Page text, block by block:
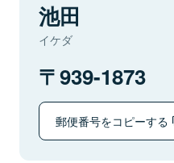
池田
イケダ
939-1873
郵便番号をコピーする